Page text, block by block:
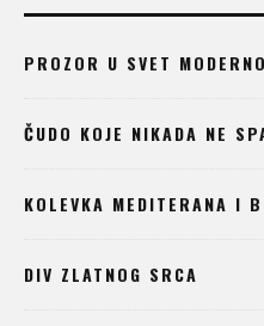
PROZOR U SVET
ČUDO KOJE NIKADA NE
KOLEVKA MEDITERANA I
DIV ZLATNOG SRCA